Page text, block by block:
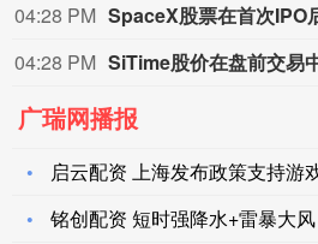
04:28 PM
04:28 PM
广瑞网播报
启云配资 上海发布政策支持游
铭创配资 短时强降水+雷暴大风！中